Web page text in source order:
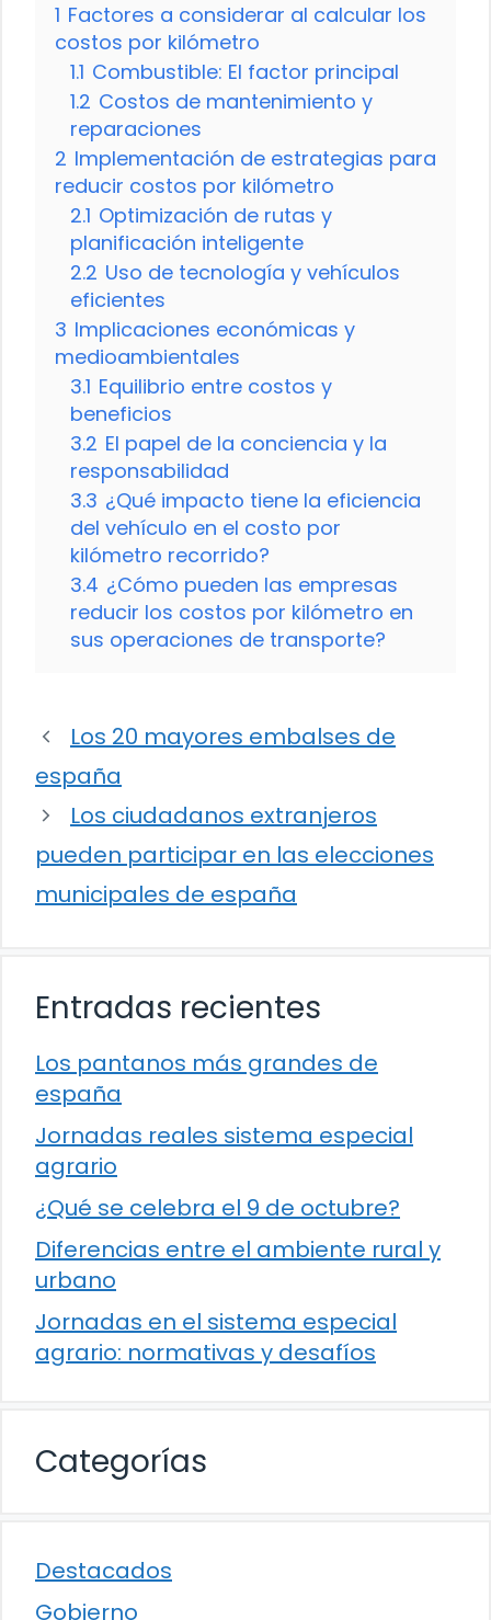
1 Factores a considerar al calcular los
costos por kilómetro
1.1 Combustible: El factor principal
1.2 Costos de mantenimiento y
reparaciones
2 Implementación de estrategias para
reducir costos por kilómetro
2.1 Optimización de rutas y
planificación inteligente
2.2 Uso de tecnología y vehículos
eficientes
3 Implicaciones económicas y
medioambientales
3.1 Equilibrio entre costos y
beneficios
3.2 El papel de la conciencia y la
responsabilidad
3.3 ¿Qué impacto tiene la eficiencia
del vehículo en el costo por
kilómetro recorrido?
3.4 ¿Cómo pueden las empresas
reducir los costos por kilómetro en
sus operaciones de transporte?
Los 20 mayores embalses de
españa
Los ciudadanos extranjeros
pueden participar en las elecciones
municipales de españa
Entradas recientes
Los pantanos más grandes de
españa
Jornadas reales sistema especial
agrario
¿Qué se celebra el 9 de octubre?
Diferencias entre el ambiente rural y
urbano
Jornadas en el sistema especial
agrario: normativas y desafíos
Categorías
Destacados
Gobierno